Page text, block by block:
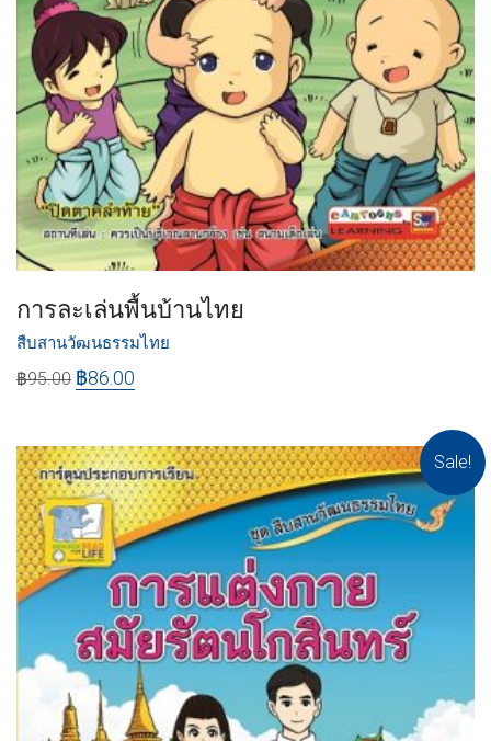
การละเล่นพื้นบ้านไทย
สืบสานวัฒนธรรมไทย
฿95.00 ฿86.00
Sale!